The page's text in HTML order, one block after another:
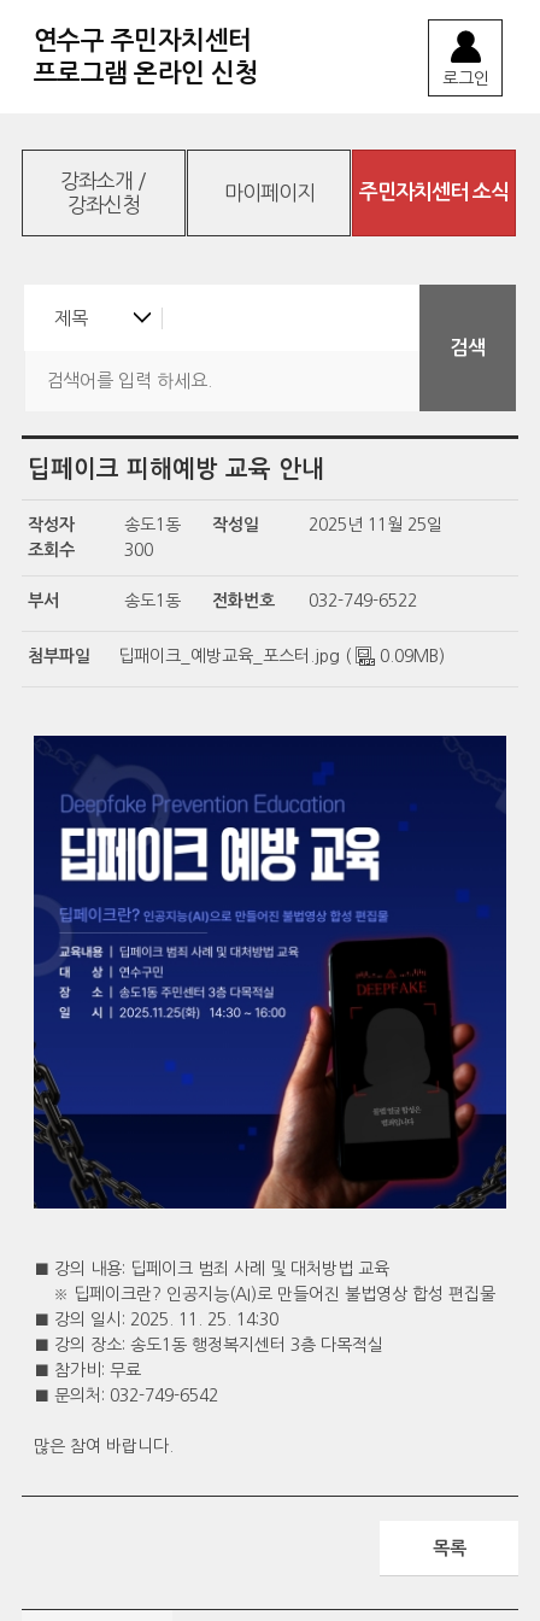
연수구 주민자치센터
프로그램 온라인 신청
로그인
강좌소개 /
강좌신청
마이페이지 주민자치센터 소식
딥페이크 피해예방 교육 안내
작성자 송도1동 작성일
2025년 11월 25일
조회수
300
부서 송도1동 전화번호 032-749-6522
첨부파일 딥패이크_예방교육_포스터.jpg ( 0.09MB)
■ 강의 내용: 딥페이크 범죄 사례 및 대처방법 교육
※ 딥페이크란? 인공지능(AI)로 만들어진 불법영상 합성 편집물
■ 강의 일시: 2025. 11. 25. 14:30
■ 강의 장소: 송도1동 행정복지센터 3층 다목적실
■ 참가비: 무료
■ 문의처: 032-749-6542
많은 참여 바랍니다.
목록